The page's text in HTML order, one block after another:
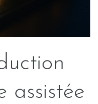
assistée